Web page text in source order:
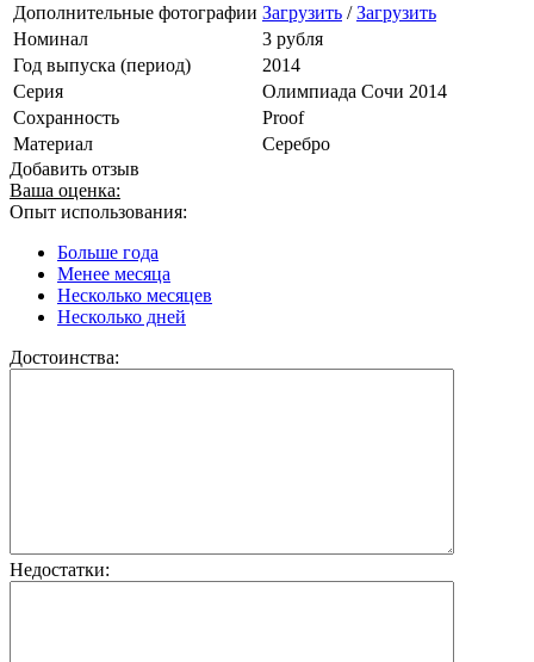
Дополнительные фотографии Загрузить /Загрузить
Номинал
3 рубля
Год выпуска (период)
2014
Серия
Олимпиада Сочи 2014
Сохранность
Proof
Материал
Серебро
Добавить отзыв
Ваша оценка:
Опыт использования:
Больше года
Менее месяца
Несколько месяцев
Несколько дней
Достоинства:
Недостатки: